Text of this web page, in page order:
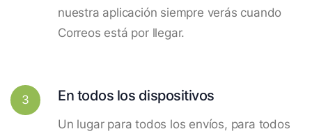
nuestra aplicación siempre verás cuando
Correos está por llegar.
3 En todos los dispositivos
Un lugar para todos los envíos, para todos